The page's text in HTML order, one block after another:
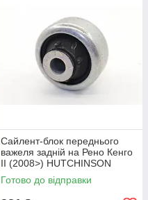
Сайлент-блок переднього
важеля задній на Рено Кенго
II (2008>) HUTCHINSON
(Франція) 590154
Готово до відправки